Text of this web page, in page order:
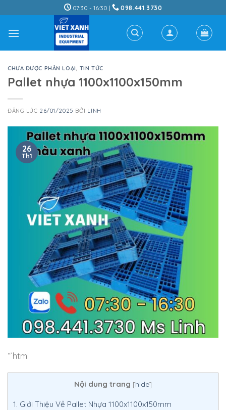
to
content
07:30 - 16:30 | 098.441.3730
CHƯA ĐƯỢC PHÂN LOẠI, TIN TỨC
Pallet nhựa 1100x1100x150mm
ĐĂNG LÚC 26/01/2025 BỞI LINH
26
Th1
“`html
Nội dung trang [hide]
1. Giới Thiệu Về Pallet Nhựa 1100x1100x150mm